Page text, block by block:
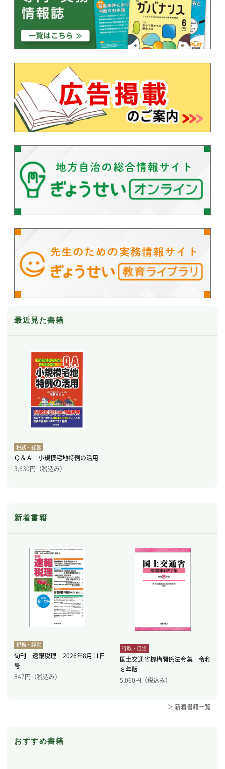
最近見た書籍
税務・経営
Ｑ＆Ａ 小規模宅地特例の活用
3,630円（税込み）
新着書籍
税務・経営
旬刊 速報税理 2026年8月11日
号
847円（税込み）
行政・自治
国土交通省機構関係法令集 令和
８年版
5,060円（税込み）
＞ 新着書籍一覧
おすすめ書籍